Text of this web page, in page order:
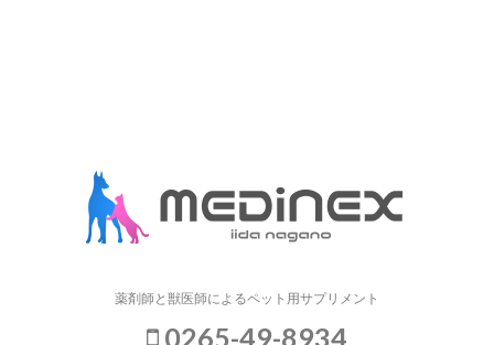
薬剤師と獣医師によるペット用サプリメント
0265-49-8934